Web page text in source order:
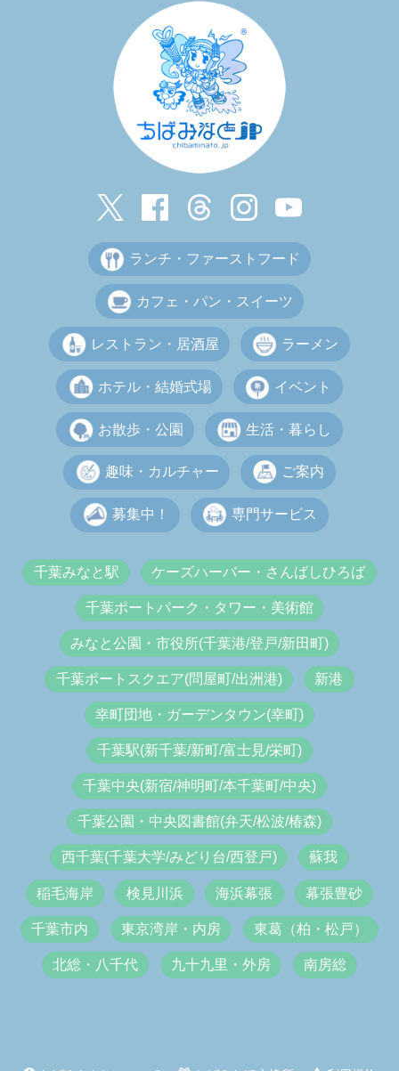
ランチ・ファーストフード
カフェ・パン・スイーツ
レストラン・居酒屋 ラーメン
ホテル・結婚式場 イベント
お散歩・公園 生活・暮らし
趣味・カルチャー ご案内
募集中！ 専門サービス
千葉みなと駅 ケーズハーバー・さんばしひろば
千葉ポートパーク・タワー・美術館
みなと公園・市役所(千葉港/登戸/新田町)
千葉ポートスクエア(問屋町/出洲港) 新港
幸町団地・ガーデンタウン(幸町)
千葉駅(新千葉/新町/富士見/栄町)
千葉中央(新宿/神明町/本千葉町/中央)
千葉公園・中央図書館(弁天/松波/椿森)
西千葉(千葉大学/みどり台/西登戸) 蘇我
稲毛海岸 検見川浜 海浜幕張 幕張豊砂
千葉市内 東京湾岸・内房 東葛（柏・松戸）
北総・八千代 九十九里・外房 南房総